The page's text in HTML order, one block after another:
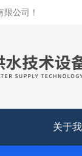
公司！
关于